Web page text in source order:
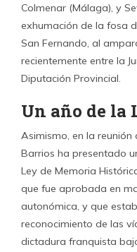
Colmenar (Málaga), y
exhumación de la fosa
San Fernando, al
recientemente entre la
Diputación Provincial.
Un año de la
Asimismo, en la reunión
Barrios ha presentado
Ley de Memoria
que fue aprobada en
autonómica, y que
reconocimiento de las
dictadura franquista